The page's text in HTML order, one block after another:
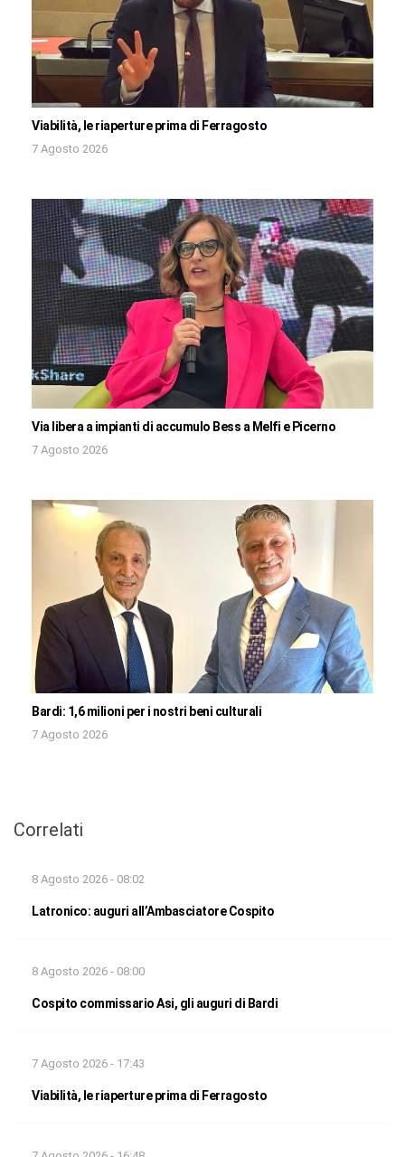
Viabilità, le riaperture prima di Ferragosto
7 Agosto 2026
Via libera a impianti di accumulo Bess a Melfi e Picerno
7 Agosto 2026
Bardi: 1,6 milioni per i nostri beni culturali
7 Agosto 2026
Correlati
8 Agosto 2026 - 08:02
Latronico: auguri all’Ambasciatore Cospito
8 Agosto 2026 - 08:00
Cospito commissario Asi, gli auguri di Bardi
7 Agosto 2026 - 17:43
Viabilità, le riaperture prima di Ferragosto